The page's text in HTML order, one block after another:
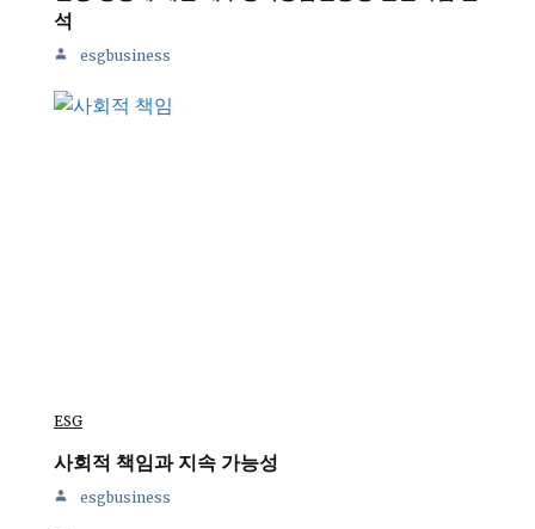
석
esgbusiness
ESG
사회적 책임과 지속 가능성
esgbusiness